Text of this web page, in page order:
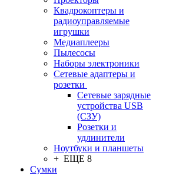
Квадрокоптеры и
радиоуправляемые
игрушки
Медиаплееры
Пылесосы
Наборы электроники
Сетевые адаптеры и
розетки
Сетевые зарядные
устройства USB
(СЗУ)
Розетки и
удлинители
Ноутбуки и планшеты
+ ЕЩЕ 8
Сумки